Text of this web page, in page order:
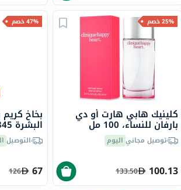
25% خصم
كلينيك هابي هارت أو دي
بارفان للنساء، 100 مل
توصيل مجاني اليوم
100.13
133.50
47% خصم
بخاخ كريم
ملالتوصيل
67
126